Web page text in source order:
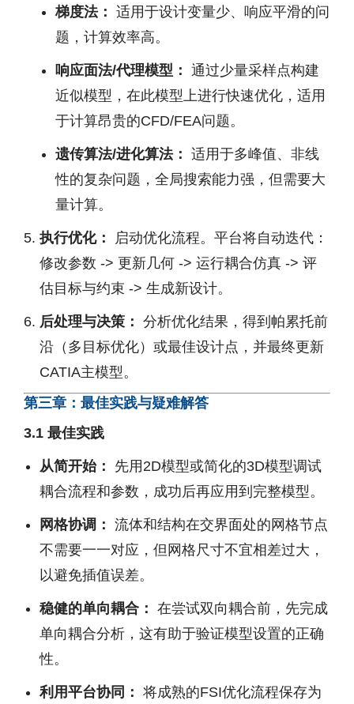
梯度法： 适用于设计变量少、响应平滑的问
题，计算效率高。
响应面法/代理模型： 通过少量采样点构建
近似模型，在此模型上进行快速优化，适用
于计算昂贵的CFD/FEA问题。
遗传算法/进化算法： 适用于多峰值、非线
性的复杂问题，全局搜索能力强，但需要大
量计算。
执行优化：
启动优化流程。平台将自动迭代：
修改参数 -> 更新几何 -> 运行耦合仿真 -> 评
估目标与约束 -> 生成新设计。
后处理与决策： 分析优化结果，得到帕累托前
沿（多目标优化）或最佳设计点，并最终更新
CATIA主模型。
第三章：最佳实践与疑难解答
3.1 最佳实践
从简开始：
先用2D模型或简化的3D模型调试
耦合流程和参数，成功后再应用到完整模型。
网格协调： 流体和结构在交界面处的网格节点
不需要一一对应，但网格尺寸不宜相差过大，
以避免插值误差。
稳健的单向耦合： 在尝试双向耦合前，先完成
单向耦合分析，这有助于验证模型设置的正确
性。
利用平台协同： 将成熟的FSI优化流程保存为